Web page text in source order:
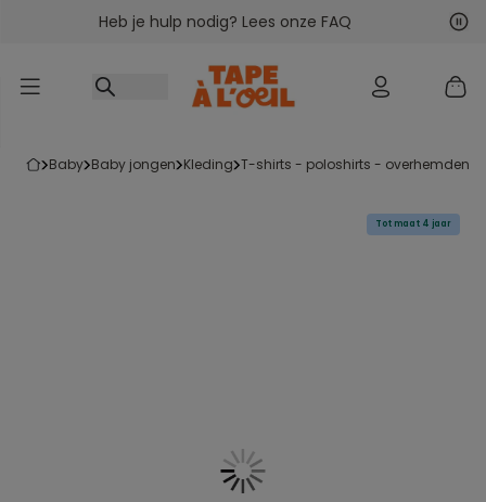
Ga naar inhoudHeb je hulp nodig? Lees onze FAQ
baby baby jongen kleding t-shirts - poloshirts - overhemden
Tot maat 4 jaar